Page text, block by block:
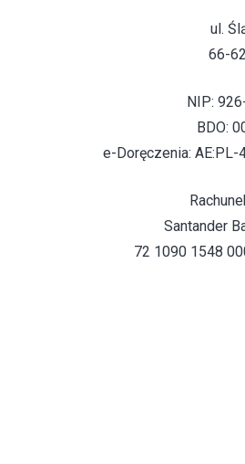
ul.
66-
NIP:
BDO:
e-Doręczenia:
Santander
72 1090 1548